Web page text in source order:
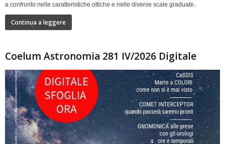
a confronto nelle caratteristiche ottiche e nelle diverse scale graduate.
Continua a leggere
Coelum Astronomia 281 IV/2026 Digitale